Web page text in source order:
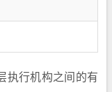
执行机构之间的有